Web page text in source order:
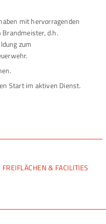
mit hervorragenden
d.h.
zum
Start im aktiven Dienst.
FREIFLÄCHEN & FACILITIES